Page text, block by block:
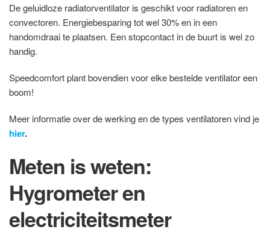
De geluidloze radiatorventilator is geschikt voor radiatoren en
convectoren. Energiebesparing tot wel 30% en in een
handomdraai te plaatsen. Een stopcontact in de buurt is wel zo
handig.
Speedcomfort plant bovendien voor elke bestelde ventilator een
boom!
Meer informatie over de werking en de types ventilatoren vind je
hier.
Meten is weten:
Hygrometer en
electriciteitsmeter